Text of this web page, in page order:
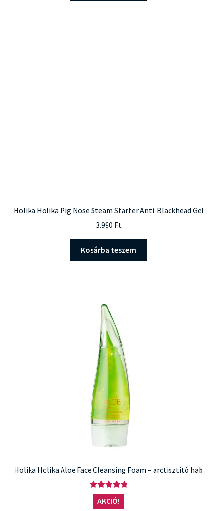
Holika Holika Pig Nose Steam Starter Anti-Blackhead Gel
3.990 Ft
Kosárba teszem
Holika Holika Aloe Face Cleansing Foam – arctisztító hab
Értékelés:
5.00/ 5
AKCIÓ!